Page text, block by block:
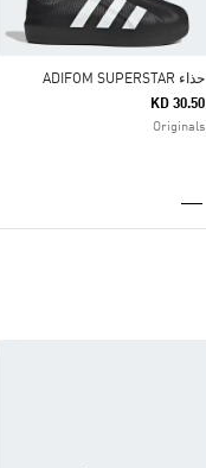
حذاء ADIFOM SUPERSTAR
KD 30.50
Originals